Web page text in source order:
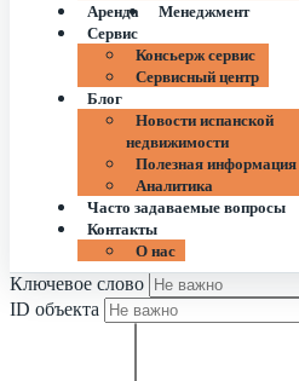
Аренда
Менеджмент
Сервис
Консьерж сервис
Сервисный центр
Блог
Новости испанской
недвижимости
Полезная информация
Аналитика
Часто задаваемые вопросы
Контакты
О нас
Ключевое слово
ID объекта